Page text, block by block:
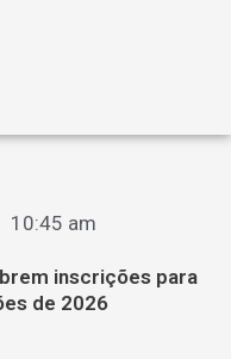
10:45 am
inscrições para
de 2026